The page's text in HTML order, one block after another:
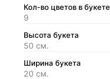
Кол-во цветов в букете
9
Высота букета
50 см.
Ширина букета
20 см.